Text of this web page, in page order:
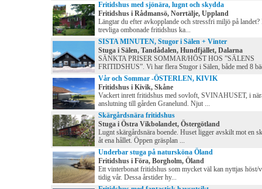
Fritidshus med sjönära, lugnt och skydda
Fritidshus i Rådmansö, Norrtälje, Uppland
Längtar du efter avkopplande och stressfri miljö på landet?
trevliga ombonade fritidshus ka...
SISTA MINUTEN, Stugor i Sälen + Vinter
Stuga i Sälen, Tandådalen, Hundfjället, Dalarna
SÄNKTA PRISER SOMMAR/HÖST HOS ”SÄLENS
FRITIDSHUS”. Vi har flera Stugor i Sälen, både med 8
Vår och Sommar -ÖSTERLEN, KIVIK
Fritidshus i Kivik, Skåne
Vackert inrett fritidshus med sovloft, SVINAHUSET, i
anslutning till gården Granelund. Njut ...
Skärgårdsnära fritidshus
Stuga i Östra Vikbolandet, Östergötland
Lugnt skärgårdsnära boende. Huset ligger avskilt mot en
åt ena hållet. Öppen gräsplan ...
Underbar stuga på natursköna Öland
Fritidshus i Föra, Borgholm, Öland
Ett vinterbonat fritidshus som mycket väl kan nyttjas höst/
tidig vår. Dessa årstider hy...